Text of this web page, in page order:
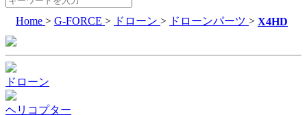
Home > G-FORCE > ドローン > ドローンパーツ > X4HD
ドローン
ヘリコプター